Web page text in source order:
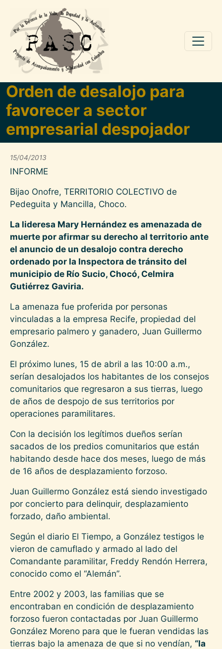
Pasar al contenido principal
Orden de desalojo para
favorecer a sector
empresarial despojador
15/04/2013
INFORME
Bijao Onofre, TERRITORIO COLECTIVO de
Pedeguita y Mancilla, Choco.
La lideresa Mary Hernández es amenazada de
muerte por afirmar su derecho al territorio ante
el anuncio de un desalojo contra derecho
ordenado por la Inspectora de tránsito del
municipio de Río Sucio, Chocó, Celmira
Gutiérrez Gaviria.
La amenaza fue proferida por personas
vinculadas a la empresa Recife, propiedad del
empresario palmero y ganadero, Juan Guillermo
González.
El próximo lunes, 15 de abril a las 10:00 a.m.,
serían desalojados los habitantes de los consejos
comunitarios que regresaron a sus tierras, luego
de años de despojo de sus territorios por
operaciones paramilitares.
Con la decisión los legítimos dueños serían
sacados de los predios comunitarios que están
habitando desde hace dos meses, luego de más
de 16 años de desplazamiento forzoso.
Juan Guillermo González está siendo investigado
por concierto para delinquir, desplazamiento
forzado, daño ambiental.
Según el diario El Tiempo, a González testigos le
vieron de camuflado y armado al lado del
Comandante paramilitar, Freddy Rendón Herrera,
conocido como el “Alemán”.
Entre 2002 y 2003, las familias que se
encontraban en condición de desplazamiento
forzoso fueron contactadas por Juan Guillermo
González Moreno para que le fueran vendidas las
tierras bajo la amenaza de que si no vendían, “la